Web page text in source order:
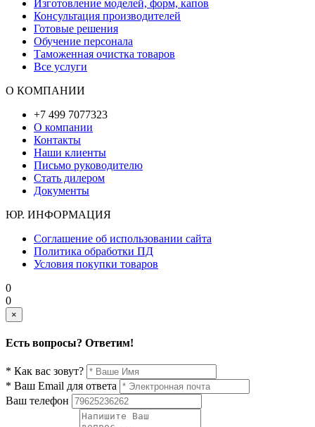
Изготовление моделей, форм, капов
Консультация производителей
Готовые решения
Обучение персонала
Таможенная очистка товаров
Все услуги
О КОМПАНИИ
+7 499 7077323
О компании
Контакты
Наши клиенты
Письмо руководителю
Стать дилером
Документы
ЮР. ИНФОРМАЦИЯ
Соглашение об использовании сайта
Политика обработки ПД
Условия покупки товаров
0
0
×
Есть вопросы? Ответим!
* Как вас зовут?
* Ваш Email для ответа
Ваш телефон